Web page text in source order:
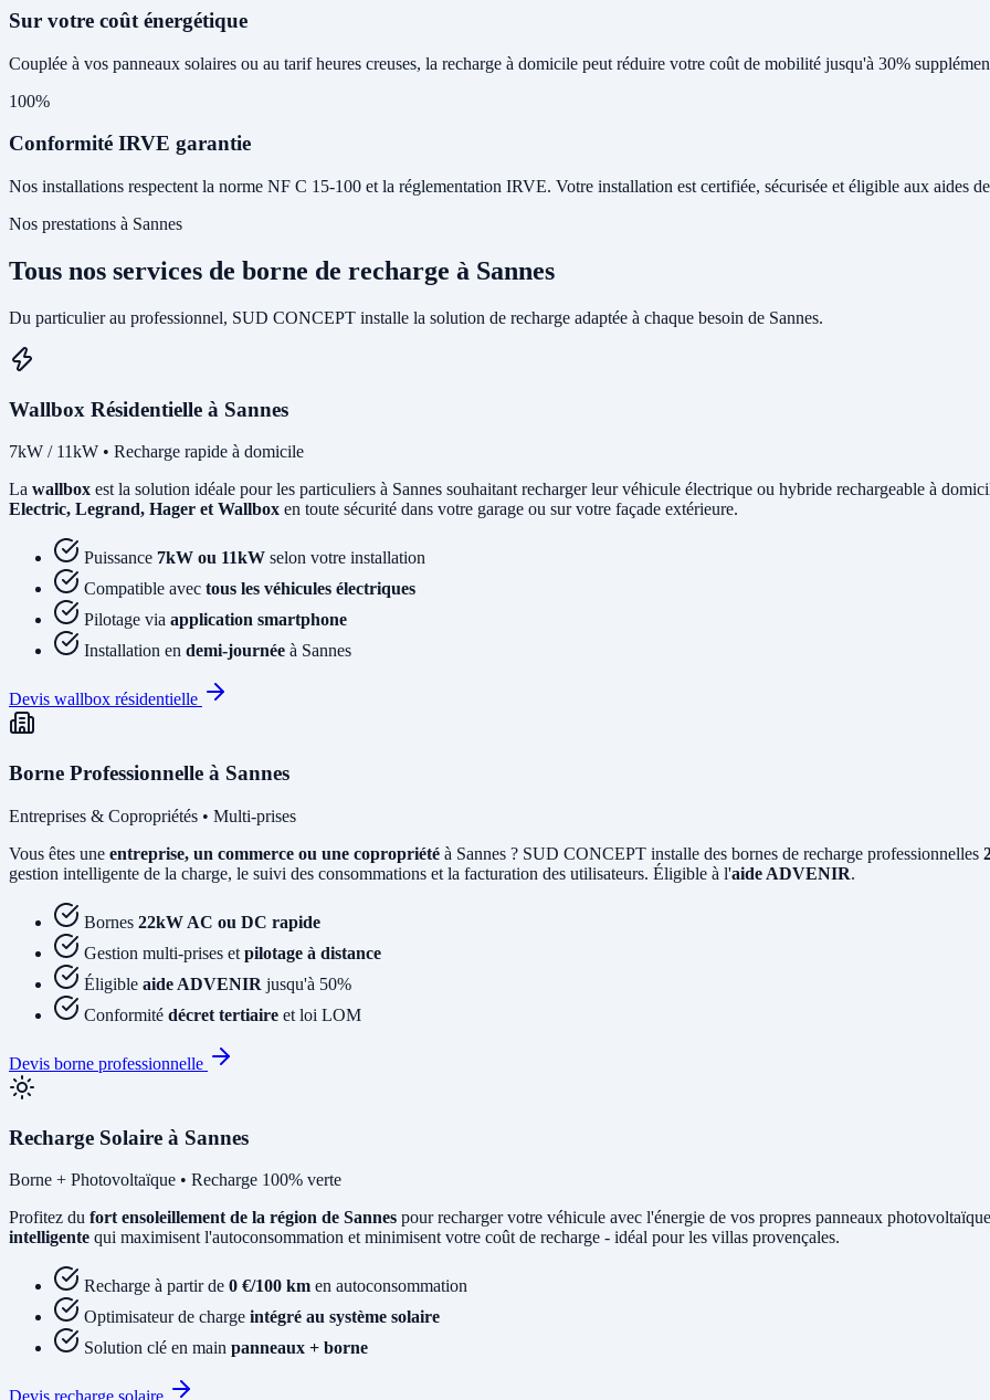
Sur votre coût énergétique
Couplée à vos panneaux solaires ou au tarif heures creuses, la recharge à domicile peut réduire votre coût de mobilité jusqu'à 30%
100%
Conformité IRVE garantie
Nos installations respectent la norme NF C 15-100 et la réglementation IRVE. Votre installation est certifiée, sécurisée et éligible aux aides
Nos prestations à Sannes
Tous nos services de borne de recharge à Sannes
Du particulier au professionnel, SUD CONCEPT installe la solution de recharge adaptée à chaque besoin de Sannes.
Wallbox Résidentielle à Sannes
7kW / 11kW • Recharge rapide à domicile
La wallbox est la solution idéale pour les particuliers à Sannes souhaitant recharger leur véhicule électrique ou hybride rechargeable à
Electric, Legrand, Hager et Wallbox en toute sécurité dans votre garage ou sur votre façade extérieure.
Puissance 7kW ou 11kW selon votre installation
Compatible avec tous les véhicules électriques
Pilotage via application smartphone
Installation en demi-journée à Sannes
Devis wallbox résidentielle
Borne Professionnelle à Sannes
Entreprises & Copropriétés • Multi-prises
Vous êtes une entreprise, un commerce ou une copropriété à Sannes ? SUD CONCEPT installe des bornes de recharge professionnelles
gestion intelligente de la charge, le suivi des consommations et la facturation des utilisateurs. Éligible à l'aide ADVENIR.
Bornes 22kW AC ou DC rapide
Gestion multi-prises et pilotage à distance
Éligible aide ADVENIR jusqu'à 50%
Conformité décret tertiaire et loi LOM
Devis borne professionnelle
Recharge Solaire à Sannes
Borne + Photovoltaïque • Recharge 100% verte
Profitez du fort ensoleillement de la région de Sannes pour recharger votre véhicule avec l'énergie de vos propres panneaux
intelligente qui maximisent l'autoconsommation et minimisent votre coût de recharge - idéal pour les villas provençales.
Recharge à partir de 0 €/100 km en autoconsommation
Optimisateur de charge intégré au système solaire
Solution clé en main panneaux + borne